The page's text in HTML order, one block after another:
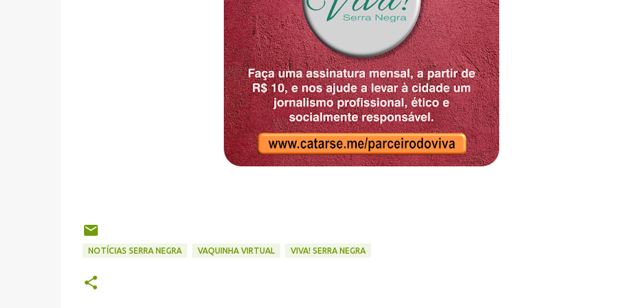
NOTÍCIAS SERRA NEGRA VAQUINHA VIRTUAL VIVA! SERRA NEGRA